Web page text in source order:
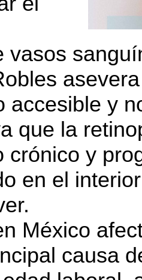
vasos
accesible y
que la
crónico y
en el
México
causa